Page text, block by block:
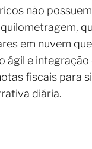
não
em nuvem
ágil e
fiscais para
diária.